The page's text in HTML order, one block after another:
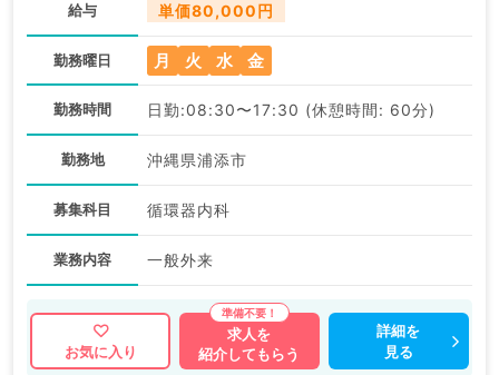
給与 単価80,000円
勤務曜日 月 火 水 金
勤務時間 日勤:08:30〜17:30 (休憩時間: 60分)
勤務地 沖縄県浦添市
募集科目 循環器内科
業務内容 一般外来
お気に入り
求人を
紹介してもらう
詳細を
見る